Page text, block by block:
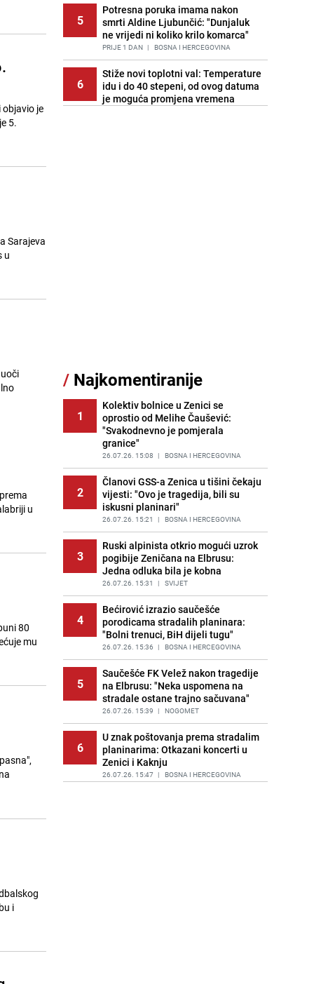
je
5.
Sarajeva
u
u
80
mu
i
5
Potresna poruka imama nakon
smrti Aldine Ljubunčić: "Dunjaluk
ne vrijedi ni koliko krilo komarca"
PRIJE 1 DAN | BOSNA I HERCEGOVINA
6
Stiže novi toplotni val: Temperature
idu i do 40 stepeni, od ovog datuma
je moguća promjena vremena
11
Lažne novčanice preplavljuju
tržište: Ove eure najčešće
pokušavaju podvaliti
PRIJE OKO 23H | SVIJET
Recept za brze uštipke: Ne upijaju
ulje i gotovi su za 30 minuta
PRIJE 1 DAN | RECEPTI
13
Imate tikvice i piletinu? Napravite
ovaj brzi ručak iz jedne tave
PRIJE 1 DAN | RECEPTI
14
Jedan od najvećih gradova nije na
listi: Ovo su lokacije prvih Lidl
prodavnica u BiH
PRIJE 1 DAN | BOSNA I HERCEGOVINA
15
Užas u bh. susjedstvu, mladići
bludničili nad maloljetnicom i sve
snimali: "Stari te gleda u lajvu"
PRIJE 2 DANA | REGIJA
/ Najkomentiranije
1
Kolektiv bolnice u Zenici se
oprostio od Melihe Čaušević:
"Svakodnevno je pomjerala
granice"
26.07.26. 15:08 | BOSNA I HERCEGOVINA
2
Članovi GSS-a Zenica u tišini čekaju
vijesti: "Ovo je tragedija, bili su
iskusni planinari"
26.07.26. 15:21 | BOSNA I HERCEGOVINA
3
Ruski alpinista otkrio mogući uzrok
pogibije Zeničana na Elbrusu:
Jedna odluka bila je kobna
26.07.26. 15:31 | SVIJET
4
Bećirović izrazio saučešće
porodicama stradalih planinara:
"Bolni trenuci, BiH dijeli tugu"
26.07.26. 15:36 | BOSNA I HERCEGOVINA
5
Saučešće FK Velež nakon tragedije
na Elbrusu: "Neka uspomena na
stradale ostane trajno sačuvana"
26.07.26. 15:39 | NOGOMET
6
U znak poštovanja prema stradalim
planinarima: Otkazani koncerti u
Zenici i Kaknju
26.07.26. 15:47 | BOSNA I HERCEGOVINA